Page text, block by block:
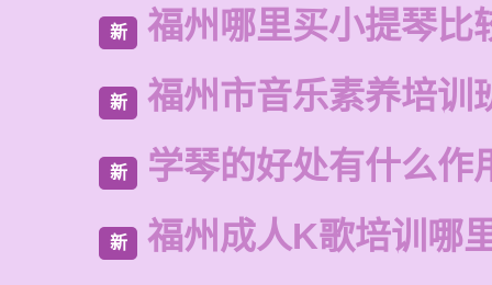
新 福州哪里买小提琴比
新 福州市音乐素养培训
新 学琴的好处有什么作
新 福州成人K歌培训哪